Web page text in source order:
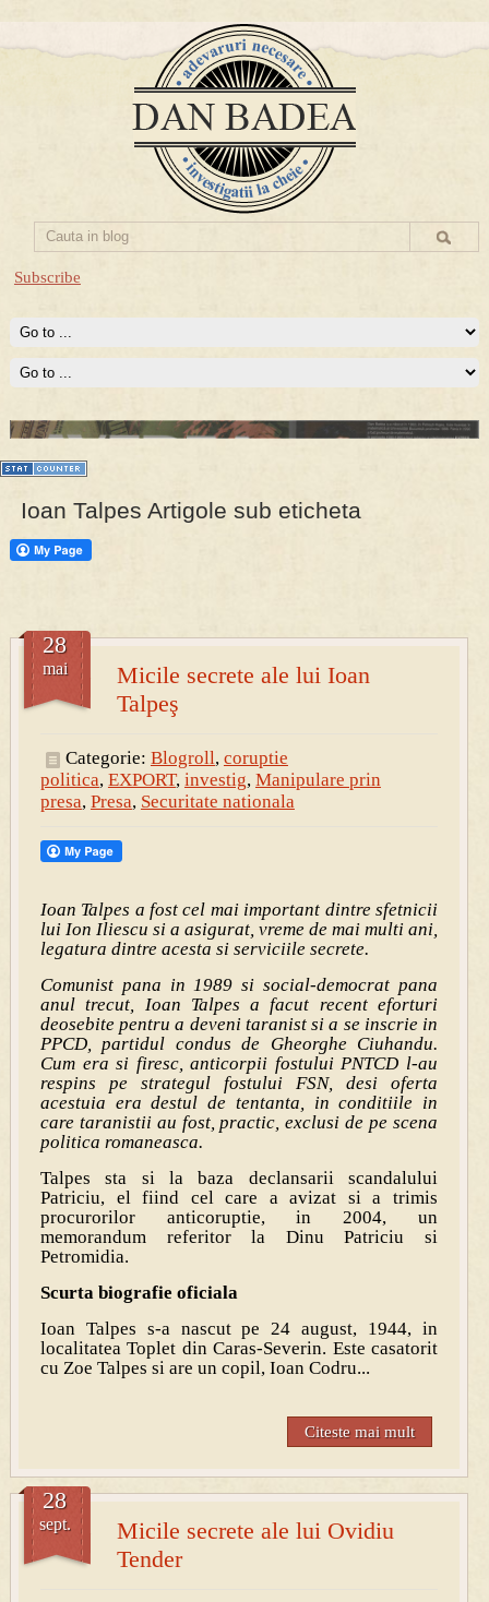
Subscribe
Prima mea carte publicata (Nemira)
Averea Presedintelui: prima lucrare despre controversatele
conturi secrete ale Securitatii.
Ioan Talpes Artigole sub eticheta
Micile secrete ale lui Ioan
Talpeş
28
mai
Categorie: Blogroll, coruptie
politica, EXPORT, investig, Manipulare prin
presa, Presa, Securitate nationala
Ioan Talpes a fost cel mai important dintre sfetnicii
lui Ion Iliescu si a asigurat, vreme de mai multi ani,
legatura dintre acesta si serviciile secrete.
Comunist pana in 1989 si social-democrat pana
anul trecut, Ioan Talpes a facut recent eforturi
deosebite pentru a deveni taranist si a se inscrie in
PPCD, partidul condus de Gheorghe Ciuhandu.
Cum era si firesc, anticorpii fostului PNTCD l-au
respins pe strategul fostului FSN, desi oferta
acestuia era destul de tentanta, in conditiile in
care taranistii au fost, practic, exclusi de pe scena
politica romaneasca.
Talpes sta si la baza declansarii scandalului
Patriciu, el fiind cel care a avizat si a trimis
procurorilor anticoruptie, in 2004, un
memorandum referitor la Dinu Patriciu si
Petromidia.
Scurta biografie oficiala
Ioan Talpes s-a nascut pe 24 august, 1944, in
localitatea Toplet din Caras-Severin. Este casatorit
cu Zoe Talpes si are un copil, Ioan Codru...
Citeste mai mult
Micile secrete ale lui Ovidiu
Tender
28
sept.